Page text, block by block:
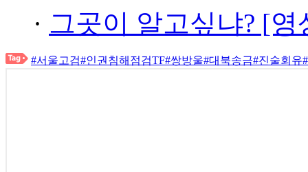
· 그곳이 알고싶냐? [
#서울고검#인권침해점검TF#쌍방울#대북송금#진술회유